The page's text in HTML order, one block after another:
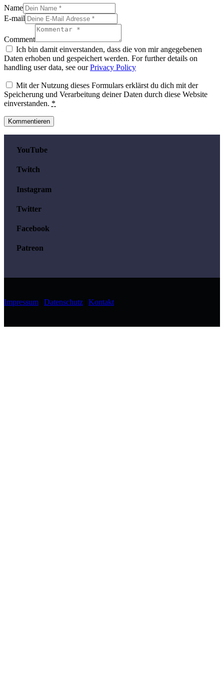
Name
E-mail
Comment
Ich bin damit einverstanden, dass die von mir angegebenen
Daten erhoben und gespeichert werden. For further details on
handling user data, see ourPrivacy Policy
Mit der Nutzung dieses Formulars erklärst du dich mit der
Speicherung und Verarbeitung deiner Daten durch diese Website
einverstanden. *
YouTube
Twitch
Instagram
Twitter
Facebook
Patreon
Impressum Datenschutz Kontakt